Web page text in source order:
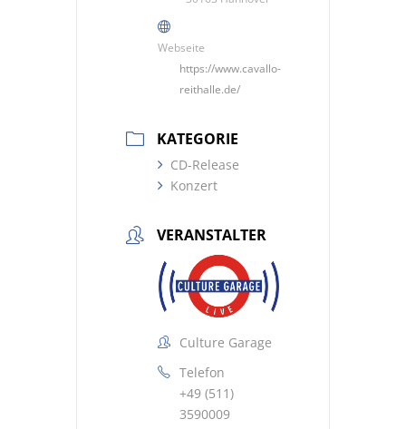
Webseite
https://www.cavallo-
reithalle.de/
KATEGORIE
CD-Release
Konzert
VERANSTALTER
Culture Garage
Telefon
+49 (511)
3590009